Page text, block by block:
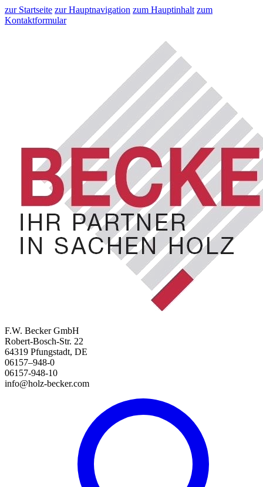
zur Startseite zur Hauptnavigation zum Hauptinhalt zum
Kontaktformular
F.W. Becker GmbH
Robert-Bosch-Str. 22
64319 Pfungstadt, DE
06157–948-0
06157-948-10
info@holz-becker.com